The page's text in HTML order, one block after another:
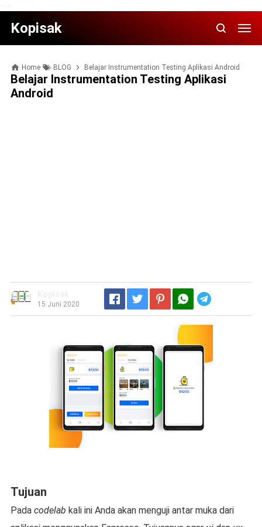
Kopisak
Home BLOG Belajar Instrumentation Testing Aplikasi Android
Belajar Instrumentation Testing Aplikasi
Android
15 Juni 2020
Tujuan
Pada codelab kali ini Anda akan menguji antar muka dari